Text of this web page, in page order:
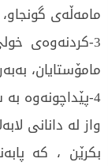
مامەڵەی
3-كردنەوەی
مامۆستایان،
4-پێداچونەوە
واز لە دانانی
بكرێن ، كە